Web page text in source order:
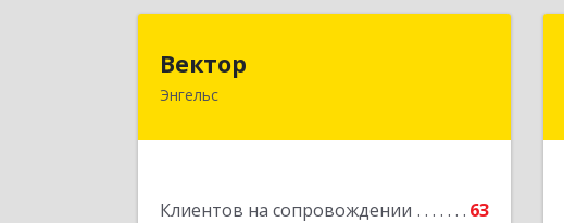
Вектор
Энгельс
Клиентов на сопровождении 63
413107, Саратовская обл, Энгельс г,
Подробнее